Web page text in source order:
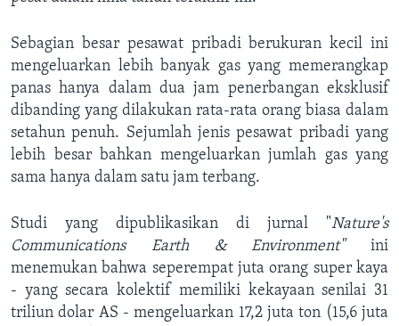
Sebagian besar pesawat pribadi berukuran kecil ini
mengeluarkan lebih banyak gas yang memerangkap
panas hanya dalam dua jam penerbangan eksklusif
dibanding yang dilakukan rata-rata orang biasa dalam
setahun penuh. Sejumlah jenis pesawat pribadi yang
lebih besar bahkan mengeluarkan jumlah gas yang
sama hanya dalam satu jam terbang.
Studi yang dipublikasikan di jurnal "Nature's
Communications Earth & Environment"ini
menemukan bahwa seperempat juta orang super kaya
- yang secara kolektif memiliki kekayaan senilai 31
triliun dolar AS - mengeluarkan 17,2 juta ton (15,6 juta